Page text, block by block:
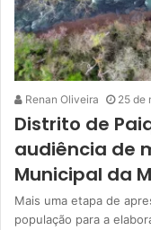
Renan Oliveira 25 de
Distrito de
audiência de
Municipal da
Mais uma etapa de
população para a